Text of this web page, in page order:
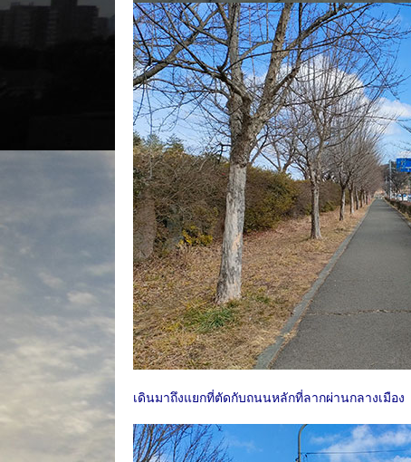
เดินมาถึงแยกที่ตัดกับถนนหลักที่ลากผ่านกลางเมือง